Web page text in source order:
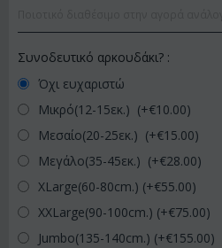
Συνοδευτικό αρκουδάκι? :
Όχι ευχαριστώ
Μικρό(12-15εκ.) (+€10.00)
Μεσαίο(20-25εκ.) (+€15.00)
Μεγάλο(35-45εκ.) (+€28.00)
XLarge(60-80cm.) (+€55.00)
XXLarge(90-100cm.) (+€75.00)
Jumbo(135-140cm.) (+€155.00)